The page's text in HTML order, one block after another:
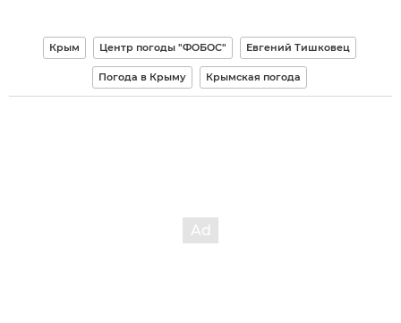
Крым Центр погоды "ФОБОС" Евгений Тишковец
Погода в Крыму Крымская погода